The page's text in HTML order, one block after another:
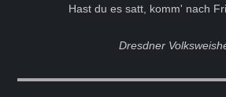
Hast du es satt, komm' nach
Dresdner